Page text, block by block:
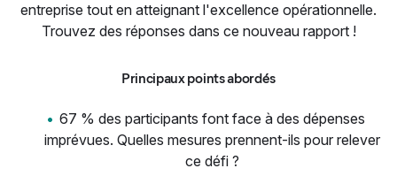
entreprise tout en atteignant l'excellence opérationnelle.
Trouvez des réponses dans ce nouveau rapport !
Principaux points abordés
67 % des participants font face à des dépenses
imprévues. Quelles mesures prennent-ils pour relever
ce défi ?